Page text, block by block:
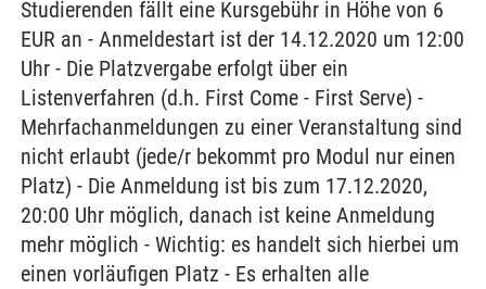
Studierenden fällt eine Kursgebühr in Höhe von 6
EUR an - Anmeldestart ist der 14.12.2020 um 12:00
Uhr - Die Platzvergabe erfolgt über ein
Listenverfahren (d.h. First Come - First Serve) -
Mehrfachanmeldungen zu einer Veranstaltung sind
nicht erlaubt (jede/r bekommt pro Modul nur einen
Platz) - Die Anmeldung ist bis zum 17.12.2020,
20:00 Uhr möglich, danach ist keine Anmeldung
mehr möglich - Wichtig: es handelt sich hierbei um
einen vorläufigen Platz - Es erhalten alle